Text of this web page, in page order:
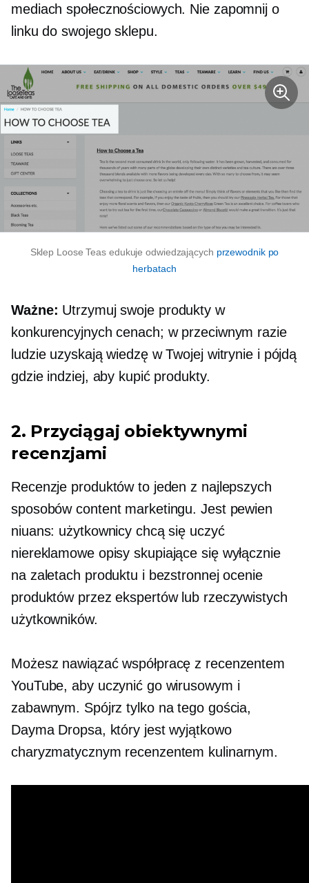
mediach społecznościowych. Nie zapomnij o
linku do swojego sklepu.
Sklep Loose Teas edukuje odwiedzających przewodnik po
herbatach
Ważne: Utrzymuj swoje produkty w
konkurencyjnych cenach; w przeciwnym razie
ludzie uzyskają wiedzę w Twojej witrynie i pójdą
gdzie indziej, aby kupić produkty.
2. Przyciągaj obiektywnymi
recenzjami
Recenzje produktów to jeden z najlepszych
sposobów content marketingu. Jest pewien
niuans: użytkownicy chcą się uczyć
niereklamoweopisy skupiające się wyłącznie
na zaletach produktu i bezstronnej ocenie
produktów przez ekspertów lub rzeczywistych
użytkowników.
Możesz nawiązać współpracę z recenzentem
YouTube, aby uczynić go wirusowym i
zabawnym. Spójrz tylko na tego gościa,
Dayma Dropsa, który jest wyjątkowo
charyzmatycznym recenzentem kulinarnym.